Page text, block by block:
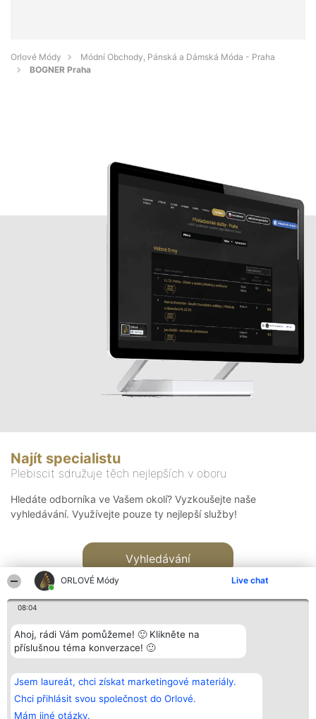
ORLOVÉ Módy Live chat
08:04
Ahoj, rádi Vám pomůžeme! 🙂 Klikněte na
příslušnou téma konverzace! 🙂
Jsem laureát, chci získat marketingové materiály.
Chci přihlásit svou společnost do Orlové.
Mám jiné otázky.
Orlové Módy
Módní Obchody, Pánská a Dámská Móda - Praha
BOGNER Praha
Najít specialistu
Plebiscit sdružuje těch nejlepších v oboru
Hledáte odborníka ve Vašem okolí? Vyzkoušejte naše
vyhledávání. Využívejte pouze ty nejlepší služby!
Vyhledávání
Bright Side Solutions sp. z o.
o. sp. k.
ul. Ruska 22
Wrocław 50-079
KRS 0000749100 | Regon
Vítězové
Seznam všech
laureátů
Zásady
Kontakt